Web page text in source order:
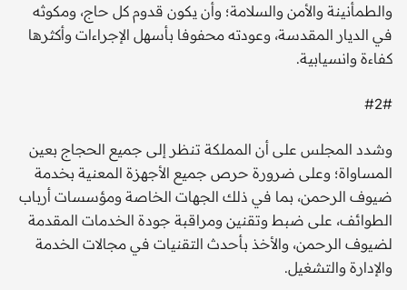
والطمأنينة والأمن والسلامة؛ وأن يكون قدوم كل حاج، ومكوثه
في الديار المقدسة، وعودته محفوفا بأسهل الإجراءات وأكثرها
كفاءة وانسيابية.
#2#
وشدد المجلس على أن المملكة تنظر إلى جميع الحجاج بعين
المساواة؛ وعلى ضرورة حرص جميع الأجهزة المعنية بخدمة
ضيوف الرحمن، بما في ذلك الجهات الخاصة ومؤسسات أرباب
الطوائف، على ضبط وتقنين ومراقبة جودة الخدمات المقدمة
لضيوف الرحمن، والأخذ بأحدث التقنيات في مجالات الخدمة
والإدارة والتشغيل.